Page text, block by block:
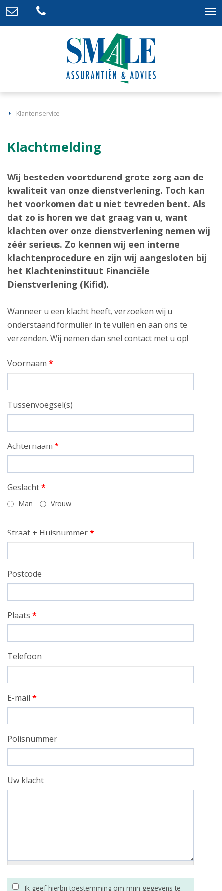
Klantenservice
Klachtmelding
Wij besteden voortdurend grote zorg aan de
kwaliteit van onze dienstverlening. Toch kan
het voorkomen dat u niet tevreden bent. Als
dat zo is horen we dat graag van u, want
klachten over onze dienstverlening nemen wij
zéér serieus. Zo kennen wij een interne
klachtenprocedure en zijn wij aangesloten bij
het Klachteninstituut Financiële
Dienstverlening (Kifid).
Wanneer u een klacht heeft, verzoeken wij u
onderstaand formulier in te vullen en aan ons te
verzenden. Wij nemen dan snel contact met u op!
Voornaam *
Tussenvoegsel(s)
Achternaam *
Geslacht*
Man Vrouw
Straat + Huisnummer*
Postcode
Plaats *
Telefoon
E-mail *
Polisnummer
Uw klacht
Ik geef hierbij toestemming om mijn gegevens te